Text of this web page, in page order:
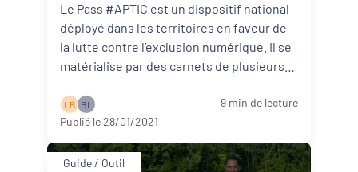
Le Pass #APTIC est un dispositif national
déployé dans les territoires en faveur de
la lutte contre l’exclusion numérique. Il se
matérialise par des carnets de plusieurs
L B B L
9 min de lecture
Publié le 28/01/2021
Guide / Outil